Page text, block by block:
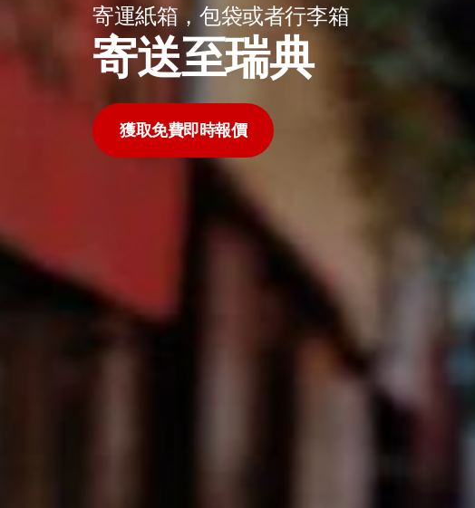
寄運紙箱，包袋或者行李箱
寄送至瑞典
獲取免費即時報價